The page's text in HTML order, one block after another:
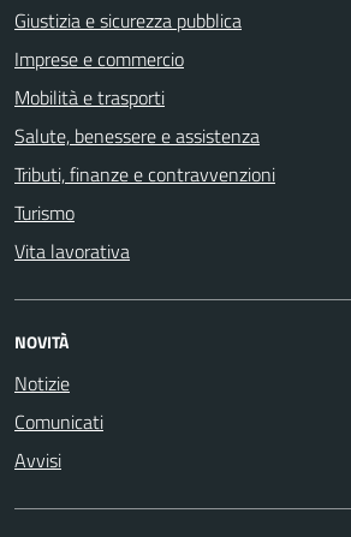
Giustizia e sicurezza pubblica
Imprese e commercio
Mobilità e trasporti
Salute, benessere e assistenza
Tributi, finanze e contravvenzioni
Turismo
Vita lavorativa
NOVITÀ
Notizie
Comunicati
Avvisi